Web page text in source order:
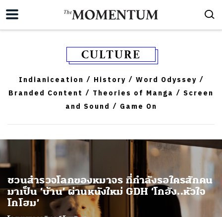
CULTURE
Indianiceation / History / Word Odyssey /
Branded Content / Theories of Manga /
Screen
and Sound
/ Game On
ชวนสำรวจโลกของหมาจร ที่กำลังรอใครสักคน
มาเป็น ‘บ้าน’ ผ่านหนังใหม่ GDH ‘โกฮัง..หัวใจ
โกโฮม’